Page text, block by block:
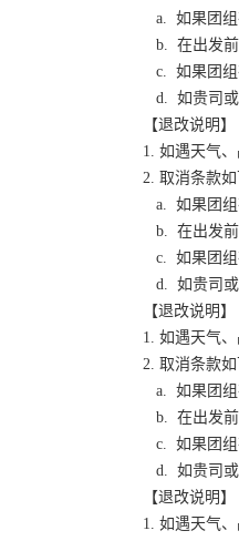
a. 如果团组
b. 在出发前
c. 如果团组
d. 如贵司或
【退改说明】
1. 如遇天气
2. 取消条款如
a. 如果团组
b. 在出发前
c. 如果团组
d. 如贵司或
【退改说明】
1. 如遇天气
2. 取消条款如
a. 如果团组
b. 在出发前
c. 如果团组
d. 如贵司或
【退改说明】
1. 如遇天气